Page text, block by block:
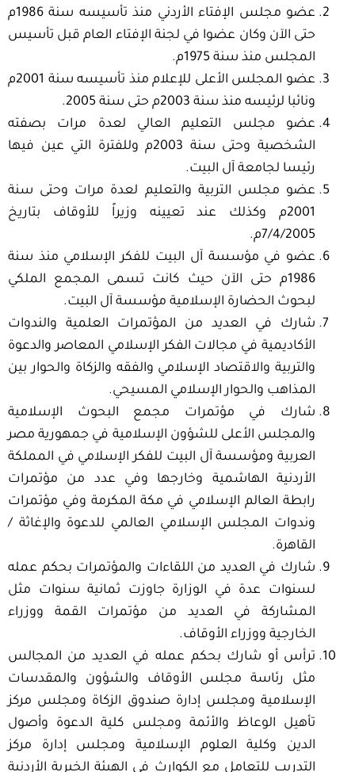
عضو مجلس الإفتاء الأردني منذ تأسيسه سنة 1986م
حتى الآن وكان عضوا في لجنة الإفتاء العام قبل تأسيس
المجلس منذ سنة 1975م.
عضو المجلس الأعلى للإعلام منذ تأسيسه سنة 2001م
ونائبا لرئيسه منذ سنة 2003م حتى سنة 2005.
عضو مجلس التعليم العالي لعدة مرات بصفته
الشخصية وحتى سنة 2003م وللفترة التي عين فيها
رئيسا لجامعة آل البيت.
عضو مجلس التربية والتعليم لعدة مرات وحتى سنة
2001م وكذلك عند تعيينه وزيراً للأوقاف بتاريخ
7/4/2005م.
عضو في مؤسسة آل البيت للفكر الإسلامي منذ سنة
1986م حتى الآن حيث كانت تسمى المجمع الملكي
لبحوث الحضارة الإسلامية مؤسسة آل البيت.
شارك في العديد من المؤتمرات العلمية والندوات
الأكاديمية في مجالات الفكر الإسلامي المعاصر والدعوة
والتربية والاقتصاد الإسلامي والفقه والزكاة والحوار بين
المذاهب والحوار الإسلامي المسيحي.
شارك في مؤتمرات مجمع البحوث الإسلامية
والمجلس الأعلى للشؤون الإسلامية في جمهورية مصر
العربية ومؤسسة آل البيت للفكر الإسلامي في المملكة
الأردنية الهاشمية وخارجها وفي عدد من مؤتمرات
رابطة العالم الإسلامي في مكة المكرمة وفي مؤتمرات
وندوات المجلس الإسلامي العالمي للدعوة والإغاثة /
القاهرة.
شارك في العديد من اللقاءات والمؤتمرات بحكم عمله
لسنوات عدة في الوزارة جاوزت ثمانية سنوات مثل
المشاركة في العديد من مؤتمرات القمة ووزراء
الخارجية ووزراء الأوقاف.
ترأس أو شارك بحكم عمله في العديد من المجالس
مثل رئاسة مجلس الأوقاف والشؤون والمقدسات
الإسلامية ومجلس إدارة صندوق الزكاة ومجلس مركز
تأهيل الوعاظ والأئمة ومجلس كلية الدعوة وأصول
الدين وكلية العلوم الإسلامية ومجلس إدارة مركز
التدريب للتعامل مع الكوارث في الهيئة الخيرية الأردنية